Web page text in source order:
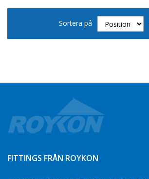
Sortera på
FITTINGS FRÅN ROYKON